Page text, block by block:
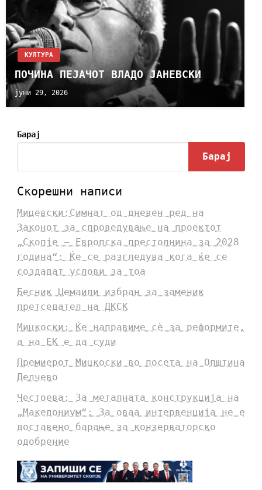
КУЛТУРА
ПОЧИНА ПЕЈАЧОТ ВЛАДО ЈАНЕВСКИ
јуни 29, 2026
Барај
Барај
Скорешни написи
Мицевски:Симнат од дневен ред на
Законот за спроведување на проектот
„Скопје – Европска престолнина за 2028
година“: Ќе се разгледува кога ќе се
создадат услови за тоа
Бесник Џемаили избран за заменик
претседател на ДКСК
Мицкоски: Ќе направиме сè за реформите,
а на ЕК е да суди
Премиерот Мицкоски во посета на Општина
Делчево
Честоева: За металната конструкција на
„Македониум“: За оваа интервенција не е
доставено барање за конзерваторско
одобрение